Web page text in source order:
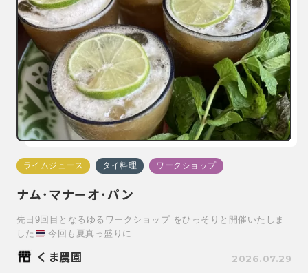
ライムジュース タイ料理 ワークショップ
ナム･マナーオ･パン
先日9回目となるゆるワークショップ をひっそりと開催いたしま
した
今回も夏真っ盛りに…
くま農園 2026.07.29